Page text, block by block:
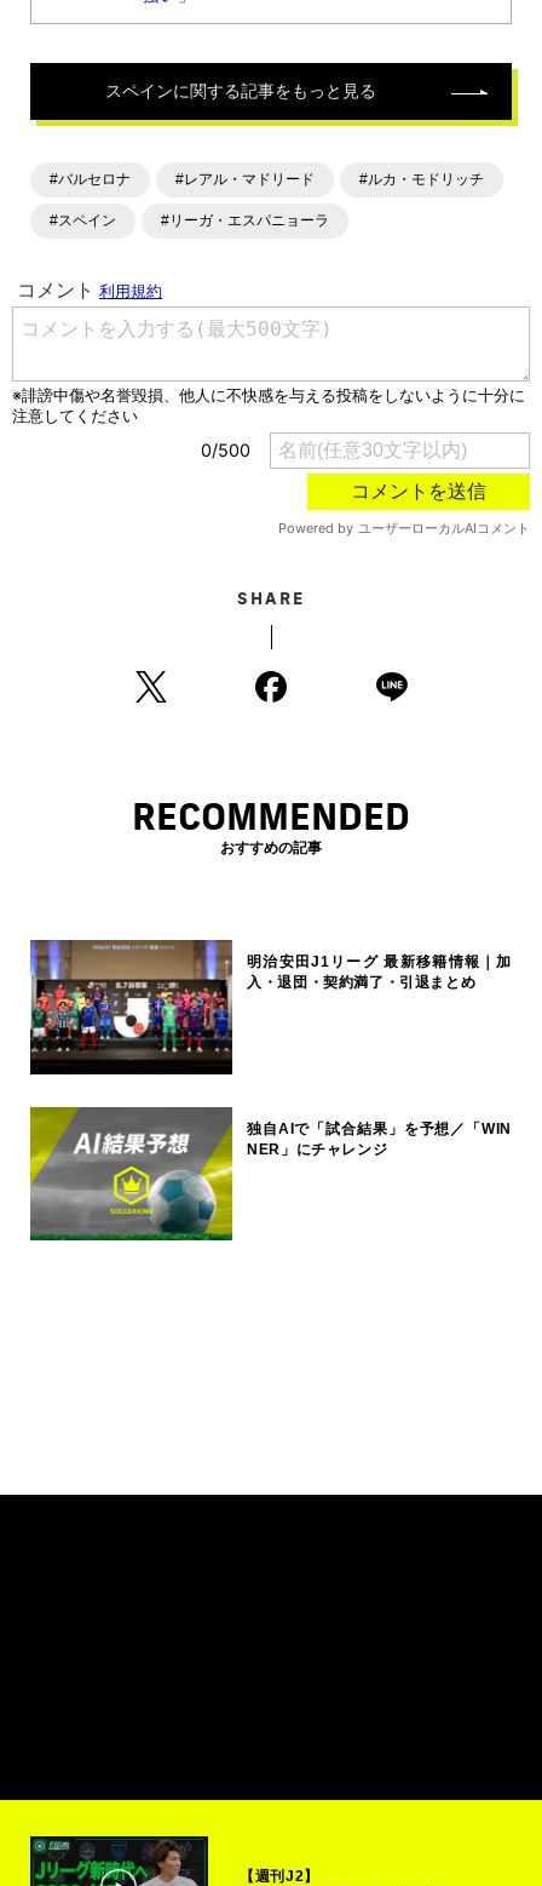
スペインに関する記事をもっと見る
#バルセロナ #レアル・マドリード #ルカ・モドリッチ
#スペイン #リーガ・エスパニョーラ
SHARE
RECOMMENDED
おすすめの記事
明治安田J1リーグ 最新移籍情報｜加
入・退団・契約満了・引退まとめ
独自AIで「試合結果」を予想／「WIN
NER」にチャレンジ
【週刊J2】